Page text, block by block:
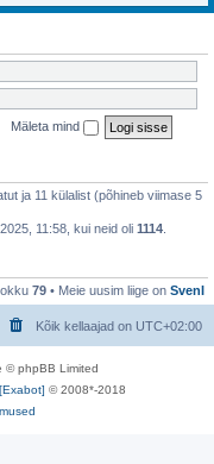
Mäleta mind
ja 11 külalist (põhineb viimase 5
11:58, kui neid oli 1114
79 • Meie uusim liige on SvenI
Kõik kellaajad on UTC+02:00
© phpBB Limited
© 2008*-2018